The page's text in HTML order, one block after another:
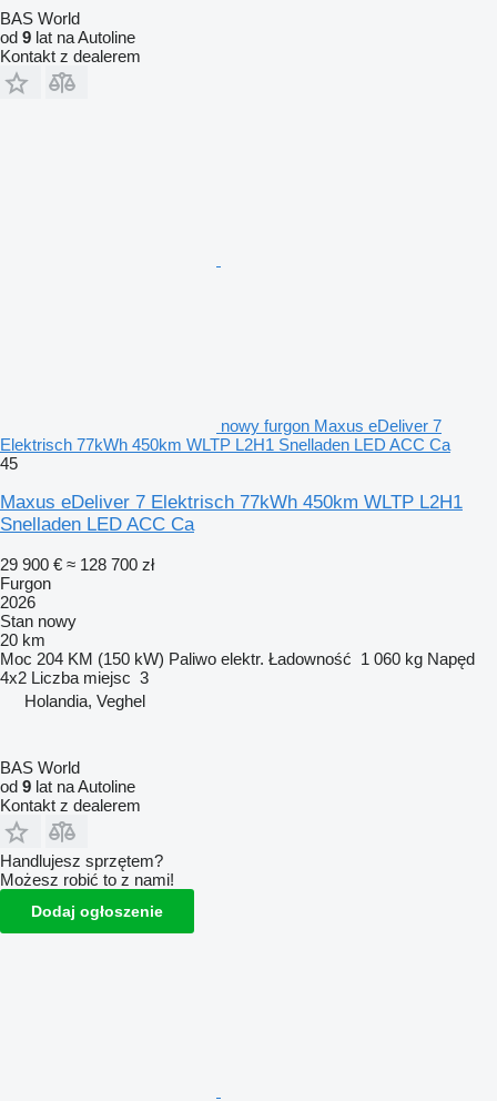
BAS World
od 9 lat na Autoline
Kontakt z dealerem
nowy furgon Maxus eDeliver 7
Elektrisch 77kWh 450km WLTP L2H1 Snelladen LED ACC Ca
45
Maxus eDeliver 7 Elektrisch 77kWh 450km WLTP L2H1
Snelladen LED ACC Ca
29 900 € ≈ 128 700 zł
Furgon
2026
Stan nowy
20 km
Moc 204 KM (150 kW) Paliwo elektr. Ładowność 1 060 kg Napęd
4x2 Liczba miejsc 3
Holandia, Veghel
BAS World
od 9 lat na Autoline
Kontakt z dealerem
Handlujesz sprzętem?
Możesz robić to z nami!
Dodaj ogłoszenie